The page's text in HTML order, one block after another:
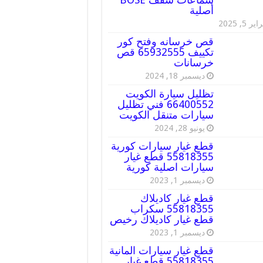
أصلية
5, 2025
قص خرسانه وفتح كور
تكييف 65932555 قص
خرسانات
ديسمبر 18, 2024
تظليل سيارة الكويت
66400552 فني تظليل
سيارات متنقل الكويت
يونيو 28, 2024
قطع غيار سيارات كورية
55818355 قطع غيار
سيارات اصلية كورية
ديسمبر 1, 2023
قطع غيار كاديلاك
55818355 سكراب
قطع غيار كاديلاك رخيص
ديسمبر 1, 2023
قطع غيار سيارات المانية